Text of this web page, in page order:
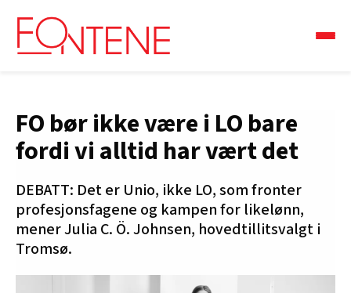
FO bør ikke være i LO bare
fordi vi alltid har vært det
DEBATT: Det er Unio, ikke LO, som fronter
profesjonsfagene og kampen for likelønn,
mener Julia C. Ö. Johnsen, hovedtillitsvalgt i
Tromsø.